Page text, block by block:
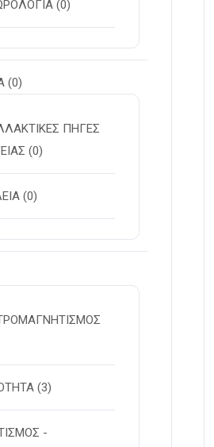
(0)
(0)
ΠΗΓΕΣ
(0)
(0)
(3)
-